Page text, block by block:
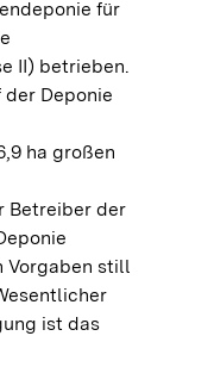
für
II) betrieben.
Deponie
ha großen
Betreiber der
Vorgaben still
ist das